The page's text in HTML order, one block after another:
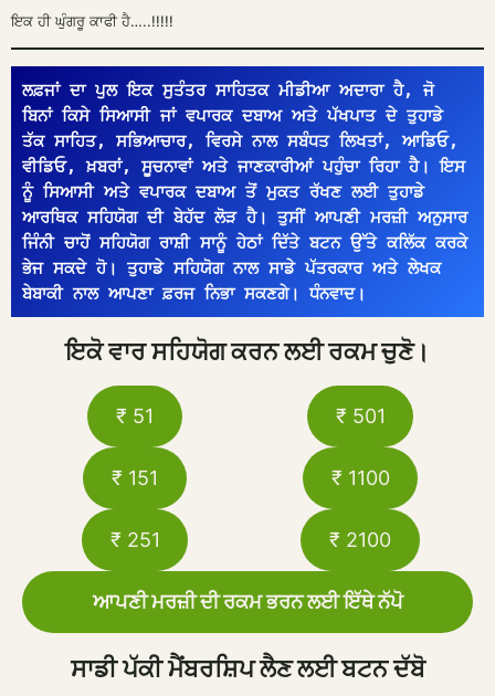
ਇਕ ਹੀ ਘੁੰਗਰੂ ਕਾਫੀ ਹੈ…..!!!!!
ਲਫ਼ਜਾਂ ਦਾ ਪੁਲ ਇਕ ਸੁਤੰਤਰ ਸਾਹਿਤਕ ਮੀਡੀਆ ਅਦਾਰਾ ਹੈ, ਜੋ
ਬਿਨਾਂ ਕਿਸੇ ਸਿਆਸੀ ਜਾਂ ਵਪਾਰਕ ਦਬਾਅ ਅਤੇ ਪੱਖਪਾਤ ਦੇ ਤੁਹਾਡੇ
ਤੱਕ ਸਾਹਿਤ, ਸਭਿਆਚਾਰ, ਵਿਰਸੇ ਨਾਲ ਸਬੰਧਤ ਲਿਖਤਾਂ, ਆਡਿਓ,
ਵੀਡਿਓ, ਖ਼ਬਰਾਂ, ਸੂਚਨਾਵਾਂ ਅਤੇ ਜਾਣਕਾਰੀਆਂ ਪਹੁੰਚਾ ਰਿਹਾ ਹੈ। ਇਸ
ਨੂੰ ਸਿਆਸੀ ਅਤੇ ਵਪਾਰਕ ਦਬਾਅ ਤੋਂ ਮੁਕਤ ਰੱਖਣ ਲਈ ਤੁਹਾਡੇ
ਆਰਥਿਕ ਸਹਿਯੋਗ ਦੀ ਬੇਹੱਦ ਲੋੜ ਹੈ। ਤੁਸੀਂ ਆਪਣੀ ਮਰਜ਼ੀ ਅਨੁਸਾਰ
ਜਿੰਨੀ ਚਾਹੋਂ ਸਹਿਯੋਗ ਰਾਸ਼ੀ ਸਾਨੂੰ ਹੇਠਾਂ ਦਿੱਤੇ ਬਟਨ ਉੱਤੇ ਕਲਿੱਕ ਕਰਕੇ
ਭੇਜ ਸਕਦੇ ਹੋ। ਤੁਹਾਡੇ ਸਹਿਯੋਗ ਨਾਲ ਸਾਡੇ ਪੱਤਰਕਾਰ ਅਤੇ ਲੇਖਕ
ਬੇਬਾਕੀ ਨਾਲ ਆਪਣਾ ਫ਼ਰਜ ਨਿਭਾ ਸਕਣਗੇ। ਧੰਨਵਾਦ।
ਇਕੋ ਵਾਰ ਸਹਿਯੋਗ ਕਰਨ ਲਈ ਰਕਮ ਚੁਣੋ।
₹ 51
₹ 151
₹ 251
₹ 501
₹ 1100
₹ 2100
ਆਪਣੀ ਮਰਜ਼ੀ ਦੀ ਰਕਮ ਭਰਨ ਲਈ ਇੱਥੇ ਨੱਪੋ
ਸਾਡੀ ਪੱਕੀ ਮੈਂਬਰਸ਼ਿਪ ਲੈਣ ਲਈ ਬਟਨ ਦੱਬੋ